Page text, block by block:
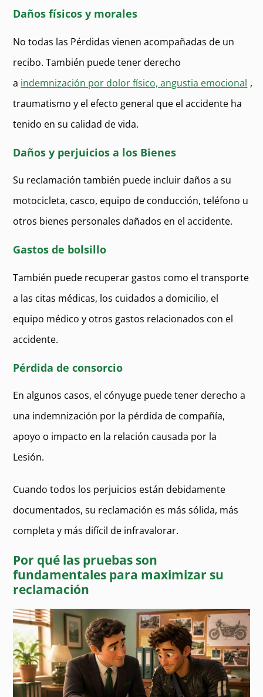
Daños físicos y morales
No todas las Pérdidas vienen acompañadas de un
recibo. También puede tener derecho
a indemnización por dolor físico, angustia emocional ,
traumatismo y el efecto general que el accidente ha
tenido en su calidad de vida.
Daños y perjuicios a los Bienes
Su reclamación también puede incluir daños a su
motocicleta, casco, equipo de conducción, teléfono u
otros bienes personales dañados en el accidente.
Gastos de bolsillo
También puede recuperar gastos como el transporte
a las citas médicas, los cuidados a domicilio, el
equipo médico y otros gastos relacionados con el
accidente.
Pérdida de consorcio
En algunos casos, el cónyuge puede tener derecho a
una indemnización por la pérdida de compañía,
apoyo o impacto en la relación causada por la
Lesión.
Cuando todos los perjuicios están debidamente
documentados, su reclamación es más sólida, más
completa y más difícil de infravalorar.
Por qué las pruebas son
fundamentales para maximizar su
reclamación